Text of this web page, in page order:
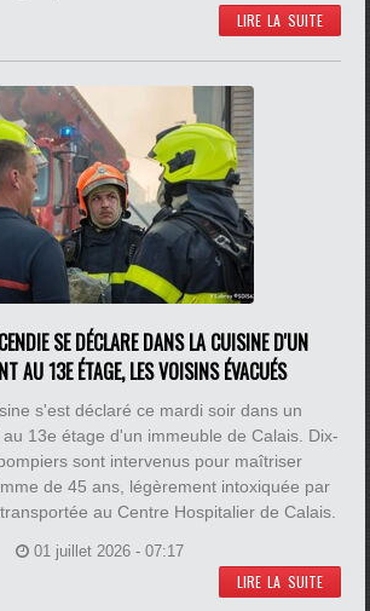
LIRE LA SUITE
SE DÉCLARE DANS LA CUISINE D'UN
AU 13E ÉTAGE, LES VOISINS ÉVACUÉS
s'est déclaré ce mardi soir dans un
13e étage d'un immeuble de Calais. Dix-
sont intervenus pour maîtriser
de 45 ans, légèrement intoxiquée par
au Centre Hospitalier de Calais.
01 juillet 2026 - 07:17
LIRE LA SUITE